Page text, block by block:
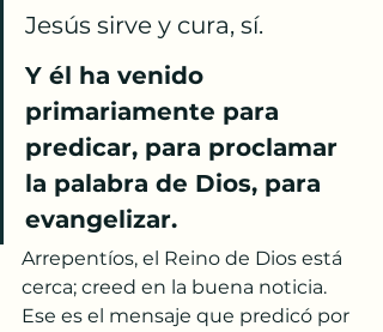
Jesús sirve y cura, sí.
Y él ha venido
primariamente para
predicar, para proclamar
la palabra de Dios, para
evangelizar.
Arrepentíos, el Reino de Dios está
cerca; creed en la buena noticia.
Ese es el mensaje que predicó por